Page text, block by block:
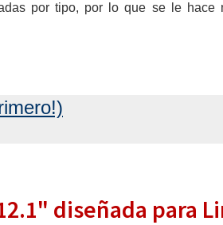
por tipo, por lo que se le
diseñada para